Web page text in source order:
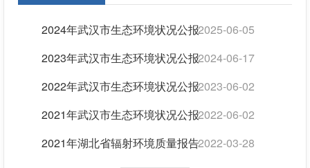
2024年武汉市生态环境状况公报2025-06-05
2023年武汉市生态环境状况公报2024-06-17
2022年武汉市生态环境状况公报2023-06-02
2021年武汉市生态环境状况公报2022-06-02
2021年湖北省辐射环境质量报告2022-03-28